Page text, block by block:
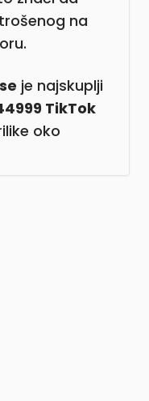
na
je najskuplji
TikTok
oko